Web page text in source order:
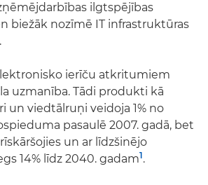
ilgtspējības
biežāk nozīmē IT infrastruktūras
ierīču atkritumiem
uzmanība. Tādi produkti kā
un viedtālruņi veidoja 1% no
pasaulē 2007. gadā, bet
un ar līdzšinējo
14% līdz 2040. gadam1.